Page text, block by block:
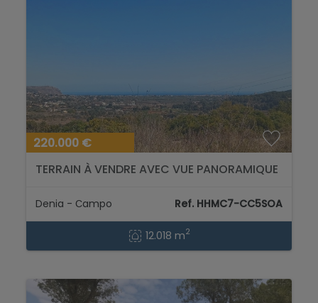
220.000 €
TERRAIN À VENDRE AVEC VUE PANORAMIQUE
Denia - Сampo Ref. HHMC7-CC5SOA
12.018 m2